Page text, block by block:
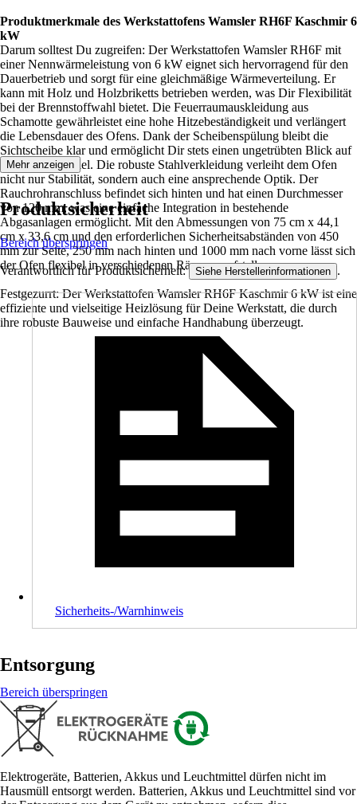
Produktmerkmale des Werkstattofens Wamsler RH6F Kaschmir 6
kW
Darum solltest Du zugreifen: Der Werkstattofen Wamsler RH6F mit
einer Nennwärmeleistung von 6 kW eignet sich hervorragend für den
Dauerbetrieb und sorgt für eine gleichmäßige Wärmeverteilung. Er
kann mit Holz und Holzbriketts betrieben werden, was Dir Flexibilität
bei der Brennstoffwahl bietet. Die Feuerraumauskleidung aus
Schamotte gewährleistet eine hohe Hitzebeständigkeit und verlängert
die Lebensdauer des Ofens. Dank der Scheibenspülung bleibt die
Sichtscheibe klar und ermöglicht Dir stets einen ungetrübten Blick auf
das Flammenspiel. Die robuste Stahlverkleidung verleiht dem Ofen
nicht nur Stabilität, sondern auch eine ansprechende Optik. Der
Rauchrohranschluss befindet sich hinten und hat einen Durchmesser
von 120 mm, was eine einfache Integration in bestehende
Abgasanlagen ermöglicht. Mit den Abmessungen von 75 cm x 44,1
cm x 33,6 cm und den erforderlichen Sicherheitsabständen von 450
mm zur Seite, 250 mm nach hinten und 1000 mm nach vorne lässt sich
der Ofen flexibel in verschiedenen Räumen aufstellen.
Festgezurrt: Der Werkstattofen Wamsler RH6F Kaschmir 6 kW ist eine
effiziente und vielseitige Heizlösung für Deine Werkstatt, die durch
ihre robuste Bauweise und einfache Handhabung überzeugt.
Mehr anzeigen
Produktsicherheit
Bereich überspringen
Verantwortlich für Produktsicherheit: Siehe Herstellerinformationen .
Sicherheits-/Warnhinweis
Entsorgung
Bereich überspringen
Elektrogeräte, Batterien, Akkus und Leuchtmittel dürfen nicht im
Hausmüll entsorgt werden. Batterien, Akkus und Leuchtmittel sind vor